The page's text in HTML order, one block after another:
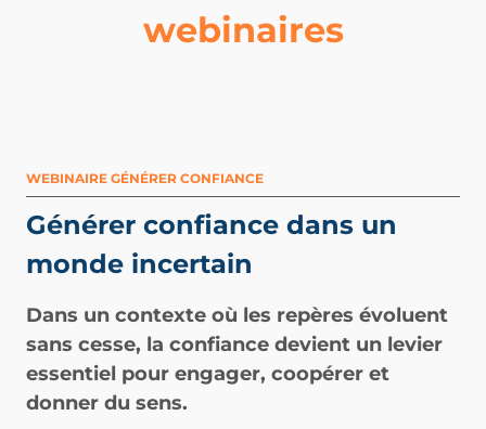
webinaires
WEBINAIRE GÉNÉRER CONFIANCE
Générer confiance dans un
monde incertain
Dans un contexte où les repères évoluent
sans cesse, la confiance devient un levier
essentiel pour engager, coopérer et
donner du sens.